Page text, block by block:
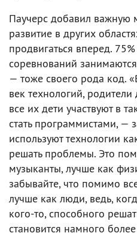
Паучерс добавил важную
развитие в других
продвигаться вперед.
соревнований
— тоже своего рода код.
век технологий,
все их дети участвуют в
стать программистами, —
используют технологии
решать проблемы. Это
музыканты, лучше как
забывайте, что помимо
лучше как люди, ведь,
кого-то, способного
становится намного